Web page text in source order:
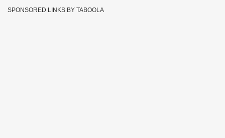
SPONSORED LINKS BY TABOOLA